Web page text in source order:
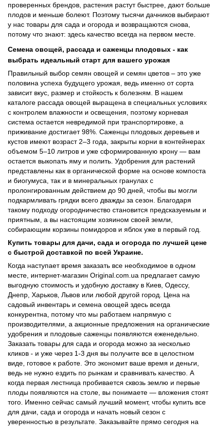
проверенных брендов, растения растут быстрее, дают больше
плодов и меньше болеют. Поэтому тысячи дачников выбирают
у нас товары для сада и огорода и возвращаются снова,
потому что знают: здесь качество всегда на первом месте.
Семена овощей, рассада и саженцы плодовых - как
выбрать идеальный старт для вашего урожая
Правильный выбор семян овощей и семян цветов – это уже
половина успеха будущего урожая, ведь именно от сорта
зависит вкус, размер и стойкость к болезням. В нашем
каталоге рассада овощей выращена в специальных условиях
с контролем влажности и освещения, поэтому корневая
система остается невредимой при транспортировке, а
приживание достигает 98%. Саженцы плодовых деревьев и
кустов имеют возраст 2–3 года, закрыты корни в контейнерах
объемом 5–10 литров и уже сформированную крону — вам
остается выкопать яму и полить. Удобрения для растений
представлены как в органической форме на основе компоста
и биогумуса, так и в минеральных гранулах с
пролонгированным действием до 90 дней, чтобы вы могли
подкармливать грядки всего дважды за сезон. Благодаря
такому подходу огородничество становится предсказуемым и
приятным, а вы настоящим хозяином своей земли,
собирающим корзины помидоров и яблок уже в первый год.
Купить товары для дачи, сада и огорода по лучшей цене
с быстрой доставкой по всей Украине.
Когда наступает время заказать все необходимое в одном
месте, интернет-магазин Original.com.ua предлагает самую
выгодную стоимость и удобную доставку в Киев, Одессу,
Днепр, Харьков, Львов или любой другой город. Цена на
садовый инвентарь и семена овощей здесь всегда
конкурентна, потому что мы работаем напрямую с
производителями, а акционные предложения на органические
удобрения и плодовые саженцы появляются еженедельно.
Заказать товары для сада и огорода можно за несколько
кликов - и уже через 1-3 дня вы получите все в целостном
виде, готовое к работе. Это экономит ваше время и деньги,
ведь не нужно ездить по рынкам и сравнивать качество. А
когда первая лестница пробивается сквозь землю и первые
плоды появляются на столе, вы понимаете — вложения стоят
того. Именно сейчас самый лучший момент, чтобы купить все
для дачи, сада и огорода и начать новый сезон с
уверенностью в результате. Заказывайте прямо сегодня на